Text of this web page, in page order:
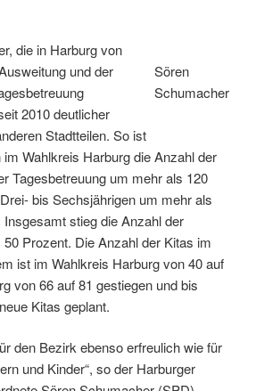
Sören
Schumacher
die in Harburg von
und der
2010 deutlicher
Stadtteilen. So ist
Wahlkreis Harburg die Anzahl der
Tagesbetreuung um mehr als 120
bis Sechsjährigen um mehr als
stieg die Anzahl der
Prozent. Die Anzahl der Kitas im
ist im Wahlkreis Harburg von 40 auf
von 66 auf 81 gestiegen und bis
Kitas geplant.
den Bezirk ebenso erfreulich wie für
und Kinder“, so der Harburger